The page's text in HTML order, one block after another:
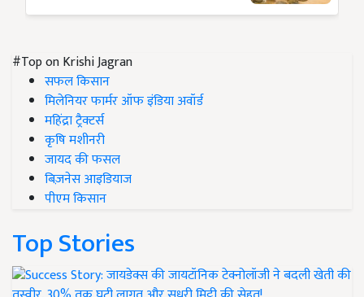
#Top on Krishi Jagran
सफल किसान
मिलेनियर फार्मर ऑफ इंडिया अवॉर्ड
महिंद्रा ट्रैक्टर्स
कृषि मशीनरी
जायद की फसल
बिज़नेस आइडियाज
पीएम किसान
Top Stories